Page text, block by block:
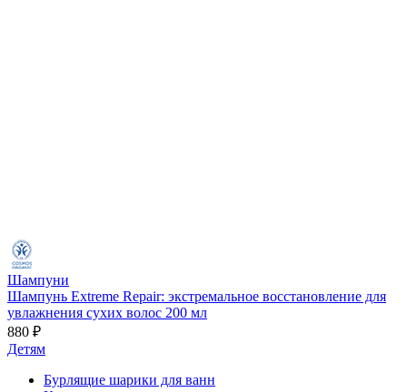
Шампуни
Шампунь Extreme Repair: экстремальное восстановление для
увлажнения сухих волос 200 мл
880 ₽
Детям
Бурлящие шарики для ванн